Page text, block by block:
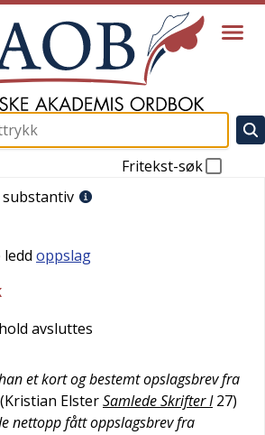
Fritekst-søk
substantiv
oppslag
avsluttes
et kort og bestemt opslagsbrev fra
(Kristian ElsterSamlede Skrifter I 27)
nettopp fått oppslagsbrev fra